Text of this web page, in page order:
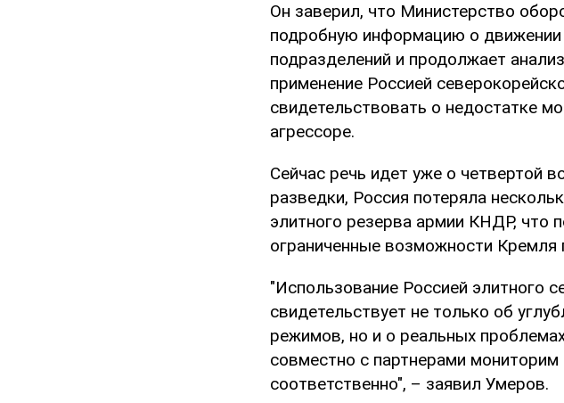
Он заверил, что Министерство
подробную информацию о движении
подразделений и продолжает
применение Россией
свидетельствовать о недостатке
агрессоре.
Сейчас речь идет уже о четвертой
разведки, Россия потеряла
элитного резерва армии КНДР, что
ограниченные возможности
"Использование Россией элитного
свидетельствует не только об
режимов, но и о реальных
совместно с партнерами мониторим
соответственно", – заявил Умеров.